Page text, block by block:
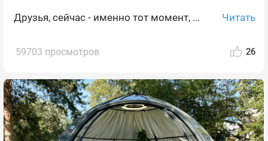
Друзья, сейчас - именно тот момент, ... Читать
59703 просмотров 26